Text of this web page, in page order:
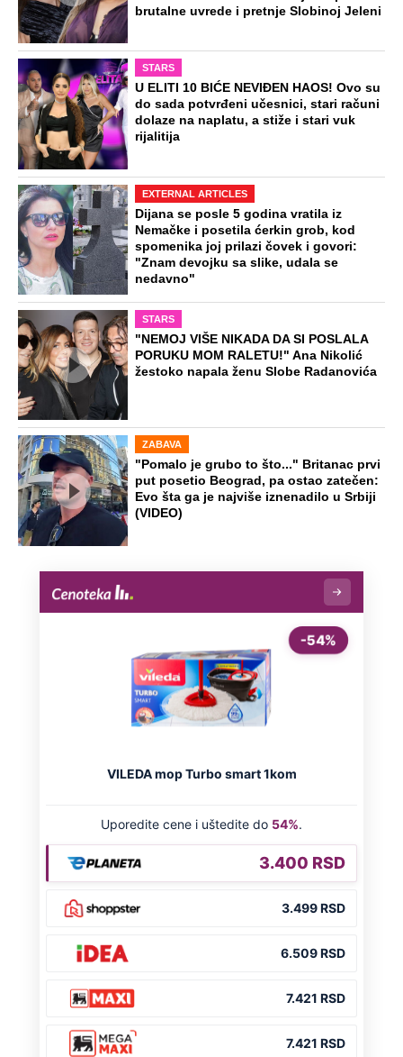
"Pljuskovi neće pomoći, rešenje nije u
Srbiji": Sovilj otkrio šta je potrebno da
se Dunav oporavi
"Mislio sam da je u autu": Žena izašla
do toaleta na hrvatskoj granici, muž je
zaboravio i otišao bez nje
da obiđe sina, čuli se krici i
zapomaganje
Preporučeno
godine: Organizujte sebi mini odmor od
čak četiri slobodna dana